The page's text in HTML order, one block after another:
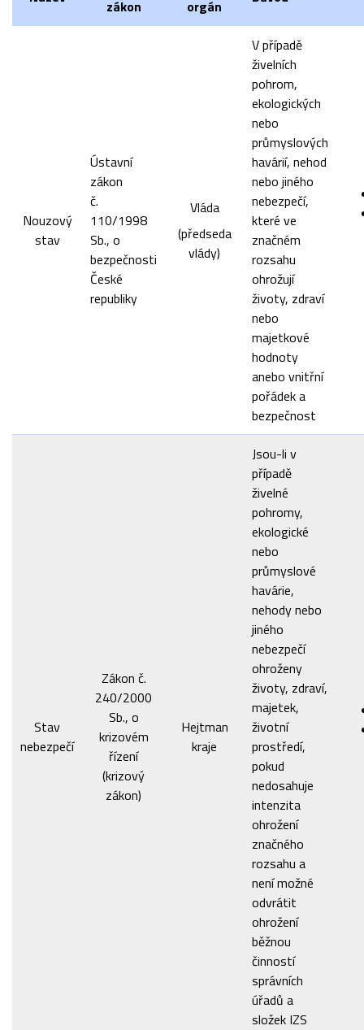
zákon
orgán
Nouzový
stav
Ústavní
zákon
č.
110/1998
Sb., o
bezpečnosti
České
republiky
Vláda
(předseda
vlády)
V případě
živelních
pohrom,
ekologických
nebo
průmyslových
havárií, nehod
nebo jiného
nebezpečí,
které ve
značném
rozsahu
ohrožují
životy, zdraví
nebo
majetkové
hodnoty
anebo vnitřní
pořádek a
bezpečnost
Stav
nebezpečí
Zákon č.
240/2000
Sb., o
krizovém
řízení
(krizový
zákon)
Hejtman
kraje
Jsou-li v
případě
živelné
pohromy,
ekologické
nebo
průmyslové
havárie,
nehody nebo
jiného
nebezpečí
ohroženy
životy, zdraví,
majetek,
životní
prostředí,
pokud
nedosahuje
intenzita
ohrožení
značného
rozsahu a
není možné
odvrátit
ohrožení
běžnou
činností
správních
úřadů a
složek IZS